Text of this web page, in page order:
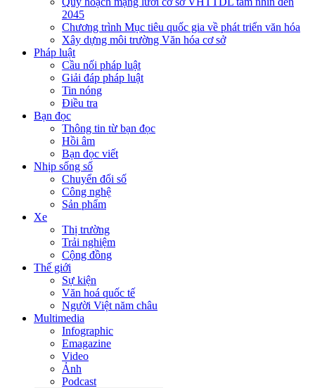
2045
Chương trình Mục tiêu quốc gia về phát triển văn hóa
Xây dựng môi trường Văn hóa cơ sở
Pháp luật
Cầu nối pháp luật
Giải đáp pháp luật
Tin nóng
Điều tra
Bạn đọc
Thông tin từ bạn đọc
Hồi âm
Bạn đọc viết
Nhịp sống số
Chuyển đổi số
Công nghệ
Sản phẩm
Xe
Thị trường
Trải nghiệm
Cộng đồng
Thế giới
Sự kiện
Văn hoá quốc tế
Người Việt năm châu
Multimedia
Infographic
Emagazine
Video
Ảnh
Podcast